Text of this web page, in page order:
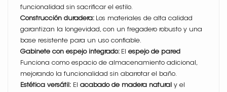
funcionalidad sin sacrificar el estilo.
Construcción duradera:
Los materiales de alta calidad
garantizan la longevidad, con un fregadero robusto y una
base resistente para un uso confiable.
Gabinete con espejo integrado: El espejo de pared
Funciona como espacio de almacenamiento adicional,
mejorando la funcionalidad sin abarrotar el baño.
Estética versátil: El acabado de madera natural y el